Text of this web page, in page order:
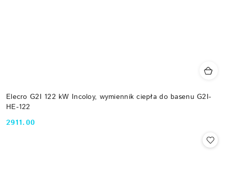
Elecro G2I 122 kW Incoloy, wymiennik ciepła do basenu G2I-
HE-122
Cena:
2911.00